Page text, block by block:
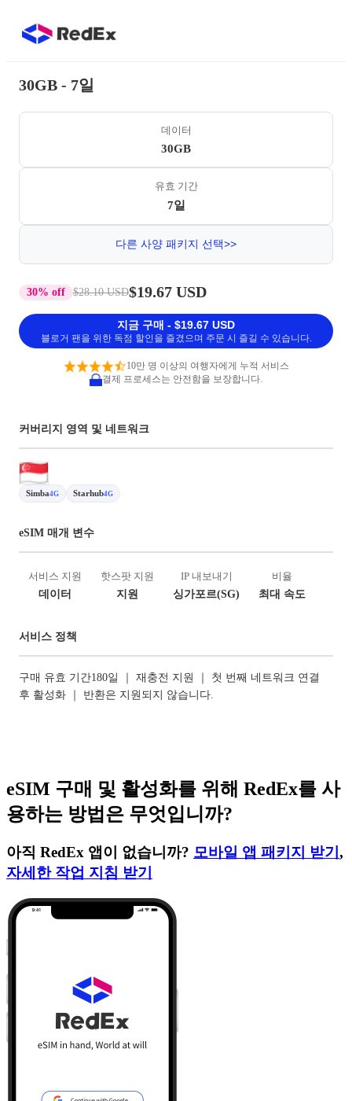
30GB - 7일
데이터
30GB
유효 기간
7일
다른 사양 패키지 선택>>
30% off $28.10 USD$19.67 USD
지금 구매 - $19.67 USD
블로거 팬을 위한 독점 할인을 즐겼으며 주문 시 즐길 수 있습니다.
10만 명 이상의 여행자에게 누적 서비스
결제 프로세스는 안전함을 보장합니다.
커버리지 영역 및 네트워크
Simba4G Starhub4G
eSIM 매개 변수
서비스 지원
데이터
핫스팟 지원
지원
IP 내보내기
싱가포르(SG)
비율
최대 속도
서비스 정책
구매 유효 기간180일 ｜ 재충전 지원 ｜ 첫 번째 네트워크 연결
후 활성화 ｜ 반환은 지원되지 않습니다.
eSIM 구매 및 활성화를 위해 RedEx를 사
용하는 방법은 무엇입니까?
아직 RedEx 앱이 없습니까? 모바일 앱 패키지 받기 ,
자세한 작업 지침 받기